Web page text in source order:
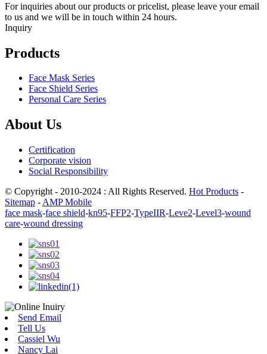
For inquiries about our products or pricelist, please leave your email
to us and we will be in touch within 24 hours.
Inquiry
Products
Face Mask Series
Face Shield Series
Personal Care Series
About Us
Certification
Corporate vision
Social Responsibility
© Copyright - 2010-2024 : All Rights Reserved. Hot Products -
Sitemap - AMP Mobile
face mask-face shield-kn95-FFP2-TypeIIR-Leve2-Level3-wound
care-wound dressing
Send Email
Tell Us
Cassiel Wu
Nancy Lai